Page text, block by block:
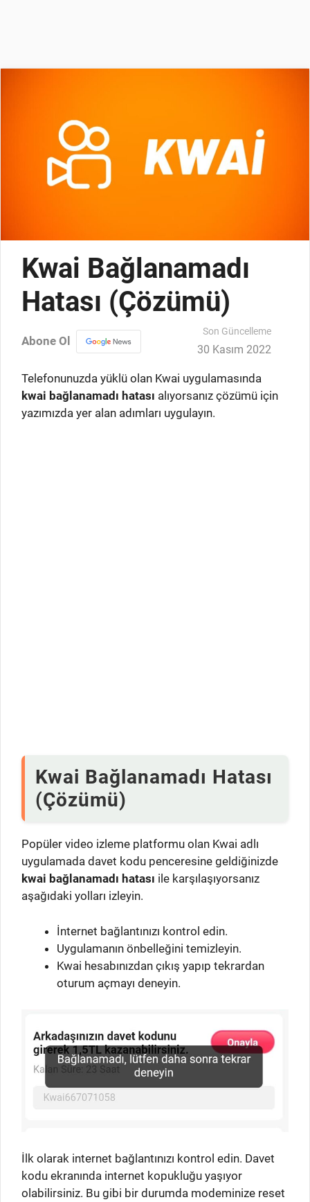
Kwai Bağlanamadı
Hatası (Çözümü)
Abone Ol
Son Güncelleme
30 Kasım 2022
Telefonunuzda yüklü olan Kwai uygulamasında
kwai bağlanamadı hatası alıyorsanız çözümü için
yazımızda yer alan adımları uygulayın.
Kwai Bağlanamadı Hatası
(Çözümü)
Popüler video izleme platformu olan Kwai adlı
uygulamada davet kodu penceresine geldiğinizde
kwai bağlanamadı hatası ile karşılaşıyorsanız
aşağıdaki yolları izleyin.
İnternet bağlantınızı kontrol edin.
Uygulamanın önbelleğini temizleyin.
Kwai hesabınızdan çıkış yapıp tekrardan
oturum açmayı deneyin.
İlk olarak internet bağlantınızı kontrol edin. Davet
kodu ekranında internet kopukluğu yaşıyor
olabilirsiniz. Bu gibi bir durumda modeminize reset